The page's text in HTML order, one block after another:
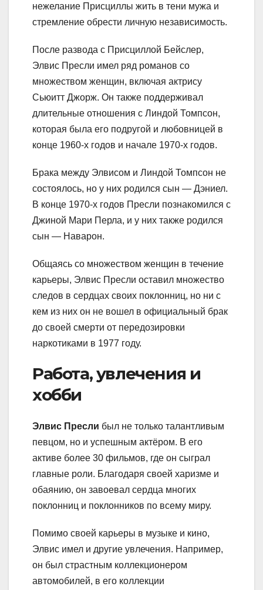
нежелание Присциллы жить в тени мужа и
стремление обрести личную независимость.
После развода с Присциллой Бейслер,
Элвис Пресли имел ряд романов со
множеством женщин, включая актрису
Сьюитт Джорж. Он также поддерживал
длительные отношения с Линдой Томпсон,
которая была его подругой и любовницей в
конце 1960-х годов и начале 1970-х годов.
Брака между Элвисом и Линдой Томпсон не
состоялось, но у них родился сын — Дэниел.
В конце 1970-х годов Пресли познакомился с
Джиной Мари Перла, и у них также родился
сын — Наварон.
Общаясь со множеством женщин в течение
карьеры, Элвис Пресли оставил множество
следов в сердцах своих поклонниц, но ни с
кем из них он не вошел в официальный брак
до своей смерти от передозировки
наркотиками в 1977 году.
Работа, увлечения и
хобби
Элвис Пресли был не только талантливым
певцом, но и успешным актёром. В его
активе более 30 фильмов, где он сыграл
главные роли. Благодаря своей харизме и
обаянию, он завоевал сердца многих
поклонниц и поклонников по всему миру.
Помимо своей карьеры в музыке и кино,
Элвис имел и другие увлечения. Например,
он был страстным коллекционером
автомобилей, в его коллекции